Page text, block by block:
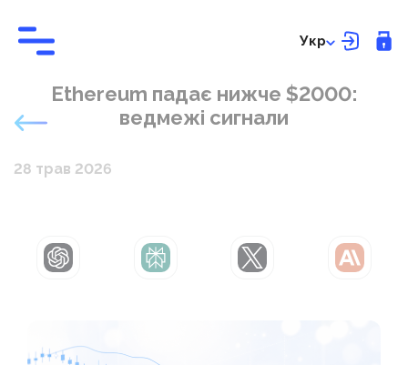
Укр
Ethereum падає нижче $2000:
ведмежі сигнали
28 трав 2026
ChatGPT Perplexity Grok Claude